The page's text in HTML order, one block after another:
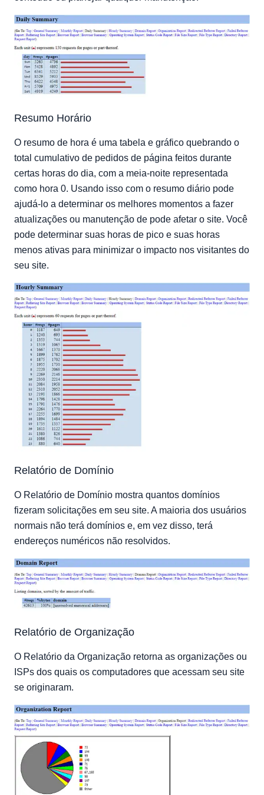
Resumo Horário
O resumo de hora é uma tabela e gráfico quebrando o
total cumulativo de pedidos de página feitos durante
certas horas do dia, com a meia-noite representada
como hora 0. Usando isso com o resumo diário pode
ajudá-lo a determinar os melhores momentos a fazer
atualizações ou manutenção de pode afetar o site. Você
pode determinar suas horas de pico e suas horas
menos ativas para minimizar o impacto nos visitantes do
seu site.
Relatório de Domínio
O Relatório de Domínio mostra quantos domínios
fizeram solicitações em seu site. A maioria dos usuários
normais não terá domínios e, em vez disso, terá
endereços numéricos não resolvidos.
Relatório de Organização
O Relatório da Organização retorna as organizações ou
ISPs dos quais os computadores que acessam seu site
se originaram.